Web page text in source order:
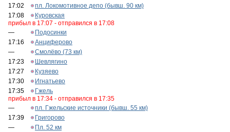
17:02
пл. Локомотивное депо (бывш. 90 км)
17:08
Куровская
прибыл в 17:07 - отправился в 17:08
—
Подосинки
17:16
Анциферово
—
Смолёво (73 км)
17:23
Шевлягино
17:27
Кузяево
17:30
Игнатьево
17:35
Гжель
прибыл в 17:34 - отправился в 17:35
—
пл. Гжельские источники (бывш. 55 км)
17:39
Григорово
—
Пл. 52 км